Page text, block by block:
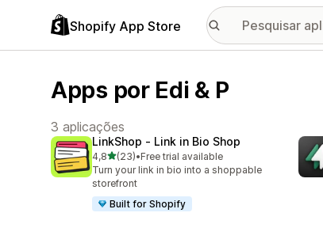
Shopify App Store
Apps por Edi & P
3 aplicações
LinkShop ‑ Link in Bio Shop
4,8de 5 estrelas
(23)
23 total de avaliações
•Free trial available
Turn your link in bio into a shoppable
storefront
Built for Shopify